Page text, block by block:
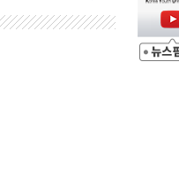
鄭 44.53%
길 6.92%
길 5.83%